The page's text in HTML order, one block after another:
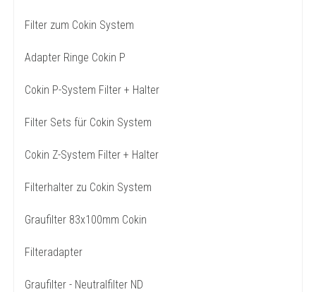
Filter zum Cokin System
Adapter Ringe Cokin P
Cokin P-System Filter + Halter
Filter Sets für Cokin System
Cokin Z-System Filter + Halter
Filterhalter zu Cokin System
Graufilter 83x100mm Cokin
Filteradapter
Graufilter - Neutralfilter ND